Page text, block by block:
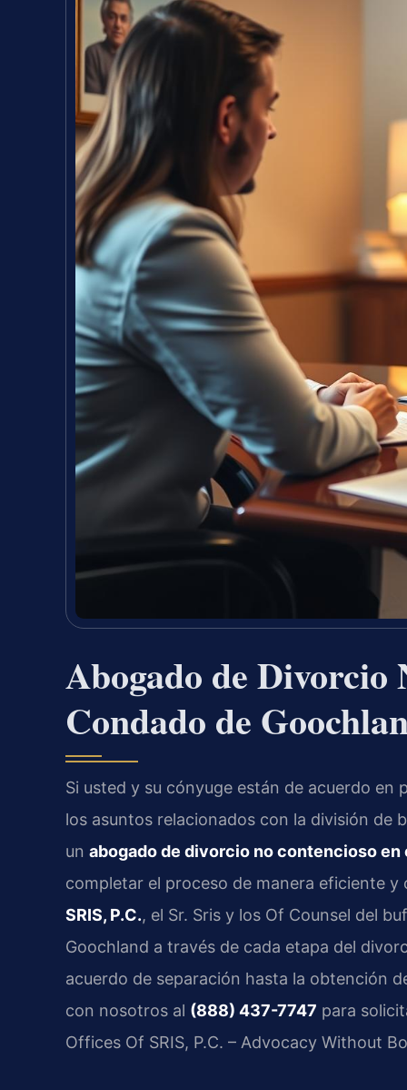
Abogado de Divorcio
Condado de
Si usted y su cónyuge están de acuerdo
los asuntos relacionados con la división de
un abogado de divorcio no contencioso en
completar el proceso de manera eficiente
SRIS, P.C., el Sr. Sris y los Of Counsel del
Goochland a través de cada etapa del
acuerdo de separación hasta la obtención
con nosotros al (888) 437-7747 para
Offices Of SRIS, P.C. – Advocacy Without